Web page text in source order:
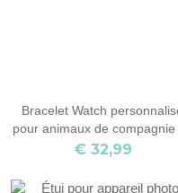
Bracelet Watch
pour animaux de compagnie
race de chien pour Apple
€ 32,99